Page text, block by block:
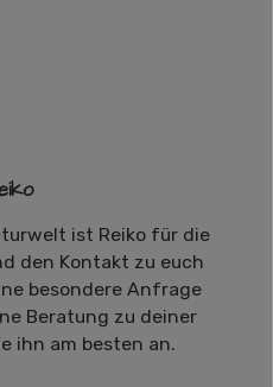
ist Reiko für die
den Kontakt zu euch
besondere Anfrage
Beratung zu deiner
ihn am besten an.